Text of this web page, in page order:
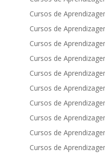
Cursos de
Cursos de
Cursos de
Cursos de
Cursos de
Cursos de
Cursos de
Cursos de
Cursos de
Cursos de